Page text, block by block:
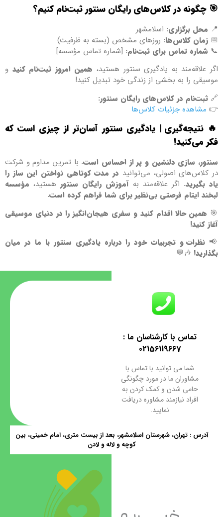
🎯 چگونه در کلاس‌های رایگان سنتور ثبت‌نام کنیم؟
📍 محل برگزاری: اسلامشهر
📅 زمان کلاس‌ها: روزهای مشخص (بسته به ظرفیت)
📞 شماره تماس برای ثبت‌نام: [شماره تماس مؤسسه]
اگر علاقه‌مند به یادگیری سنتور هستید، همین امروز ثبت‌نام کنید و
موسیقی را به بخشی از زندگی خود تبدیل کنید!
🔗 ثبت‌نام در کلاس‌های رایگان سنتور:
👉 مشاهده جزئیات کلاس‌ها
🔥نتیجه‌گیری | یادگیری سنتور آسان‌تر از چیزی است که
فکر می‌کنید!
سنتور، سازی دلنشین و پر از احساس است. با تمرین مداوم و شرکت
در کلاس‌های اصولی، می‌توانید در مدت کوتاهی نواختن این ساز را
یاد بگیرید. اگر علاقه‌مند به آموزش رایگان سنتور هستید، مؤسسه
لبخند ایتام فرصتی بی‌نظیر برای شما فراهم کرده است.
🎯 همین حالا اقدام کنید و سفری هیجان‌انگیز را در دنیای موسیقی
آغاز کنید!
📢 نظرات و تجربیات خود را درباره یادگیری سنتور با ما در میان
بگذارید! 🎶💬
تماس با کارشناسان ما :
02156119667
شما می توانید با تماس با
مشاوران ما در مورد چگونگی
حامی شدن و کمک کردن به
افراد نیازمند مشاوره دریافت
نمایید.
آدرس : تهران، شهرستان اسلامشهر، بعد از بیست متری، امام خمینی، بین
کوچه و لاله و لادن